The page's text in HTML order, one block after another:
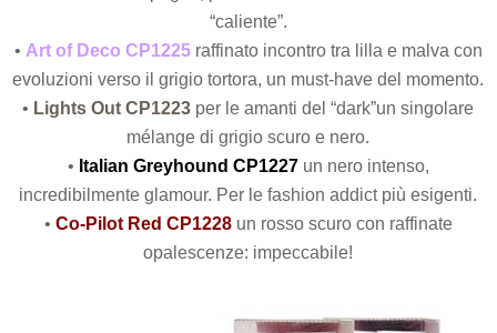
“caliente”.
• Art of Deco CP1225raffinato incontro tra lilla e malva con
evoluzioni verso il grigio tortora, un must-have del momento.
• Lights Out CP1223 per le amanti del “dark”un singolare
mélange di grigio scuro e nero.
• Italian Greyhound CP1227un nero intenso,
incredibilmente glamour. Per le fashion addict più esigenti.
• Co-Pilot Red CP1228un rosso scuro con raffinate
opalescenze: impeccabile!